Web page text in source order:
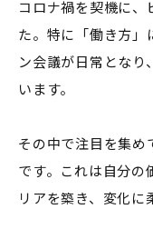
コロナ禍を契機に
た。特に「働き方」
ン会議が日常となり
います。
その中で注目を集め
です。これは自分の
リアを築き、変化に